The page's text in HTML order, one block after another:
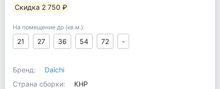
Скидка 2 750 ₽
На помещение до (кв.м.):
21 27 36 54 72 -
Бренд:
Daichi
Страна сборки:
КНР